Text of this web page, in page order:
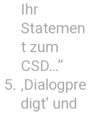
Ihr
Statemen
t zum
CSD…“
‚Dialogpre
digt‘ und